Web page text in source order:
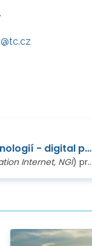
Kaskádové granty v oblasti internetových technologií - digital payments, mobile software atd.
Internet, NGI) propojující projekty financované z Horizontu 2020 a z Horizontu Evropa zve akademiky…